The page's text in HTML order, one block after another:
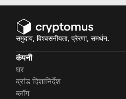
समुदाय, विश्वसनीयता, प्रेरणा, समर्थन.
कंपनी
घर
ब्रांड दिशानिर्देश
ब्लॉग